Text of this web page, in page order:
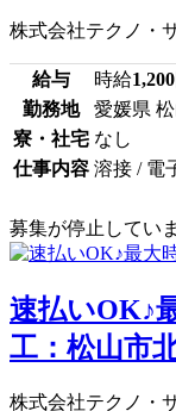
株式会社テクノ・
給与 時給1,200
勤務地
愛媛県
寮・社宅 なし
仕事内容 溶接 / 電
募集が停止してい
速払いOK♪
工：松山市
株式会社テクノ・